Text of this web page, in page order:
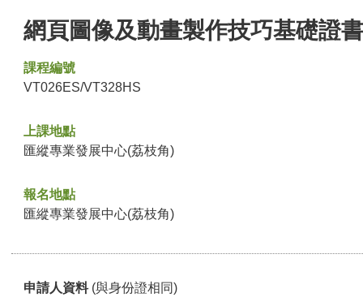
網頁圖像及動畫製作技巧基礎證
課程編號
VT026ES/VT328HS
上課地點
匯縱專業發展中心(荔枝角)
報名地點
匯縱專業發展中心(荔枝角)
申請人資料 (與身份證相同)